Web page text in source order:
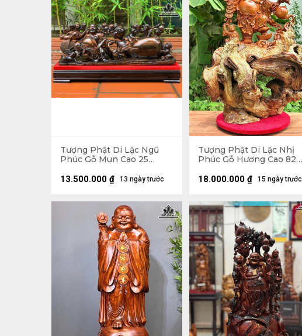
Tượng Phật Di Lặc Ngũ
Phúc Gỗ Mun Cao 25
13 ngày trước
13.500.000 ₫
Tượng Phật Di Lặc Nhị
Phúc Gỗ Hương Cao 82
15 ngày trước
18.000.000 ₫